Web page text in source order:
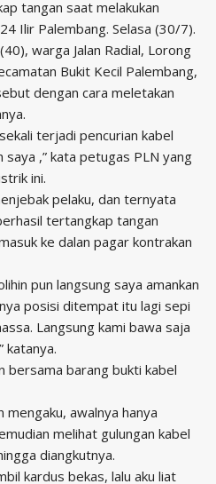
tangan saat melakukan
Ilir Palembang. Selasa (30/7).
warga Jalan Radial, Lorong
Bukit Kecil Palembang,
dengan cara meletakan
terjadi pencurian kabel
saya ,” kata petugas PLN yang
ini.
pelaku, dan ternyata
tertangkap tangan
ke dalan pagar kontrakan
pun langsung saya amankan
posisi ditempat itu lagi sepi
Langsung kami bawa saja
katanya.
bersama barang bukti kabel
mengaku, awalnya hanya
melihat gulungan kabel
diangkutnya.
kardus bekas, lalu aku liat